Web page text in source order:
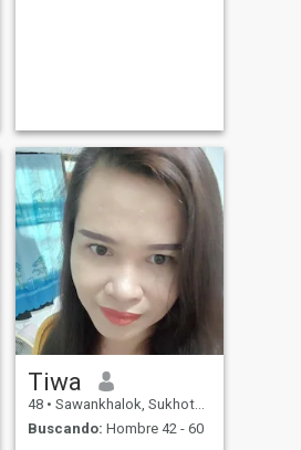
Tiwa
48 • Sawankhalok, Sukhothai, Tailandia
Buscando: Hombre 42 - 60